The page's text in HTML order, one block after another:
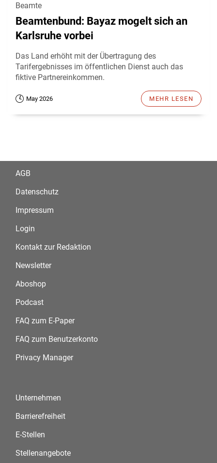
Beamte
Beamtenbund: Bayaz mogelt sich an
Karlsruhe vorbei
Das Land erhöht mit der Übertragung des
Tarifergebnisses im öffentlichen Dienst auch das
fiktive Partnereinkommen.
May 2026 MEHR LESEN
AGB
Datenschutz
Impressum
Login
Kontakt zur Redaktion
Newsletter
Aboshop
Podcast
FAQ zum E-Paper
FAQ zum Benutzerkonto
Privacy Manager
Unternehmen
Barrierefreiheit
E-Stellen
Stellenangebote